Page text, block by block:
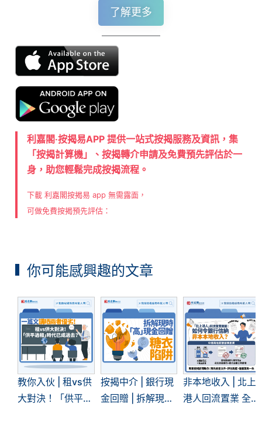
了解更多
利嘉閣‧按揭易APP 提供一站式按揭服務及資訊，集
「按揭計算機」、按揭轉介申請及免費預先評估於一
身，助您輕鬆完成按揭流程。
下載 利嘉閣按揭易 app 無需露面，
可做免費按揭預先評估：
你可能感興趣的文章
教你入伙 | 租vs供
大對決！「供平過
按揭中介 | 銀行現
金回贈 | 拆解現時
非本地收入 | 北上
港人回流置業 全